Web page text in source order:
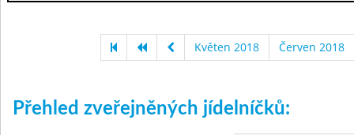
Květen 2018 Červen 2018
Přehled zveřejněných jídelníčků: